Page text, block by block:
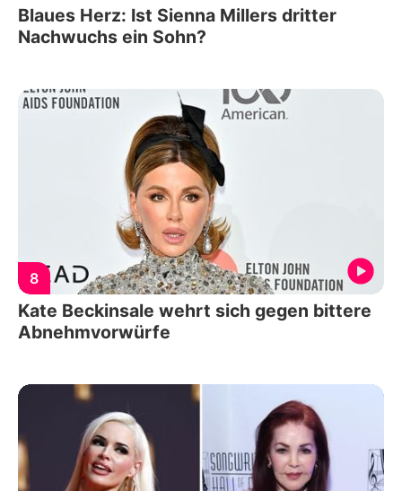
Blaues Herz: Ist Sienna Millers dritter
Nachwuchs ein Sohn?
8
Kate Beckinsale wehrt sich gegen bittere
Abnehmvorwürfe